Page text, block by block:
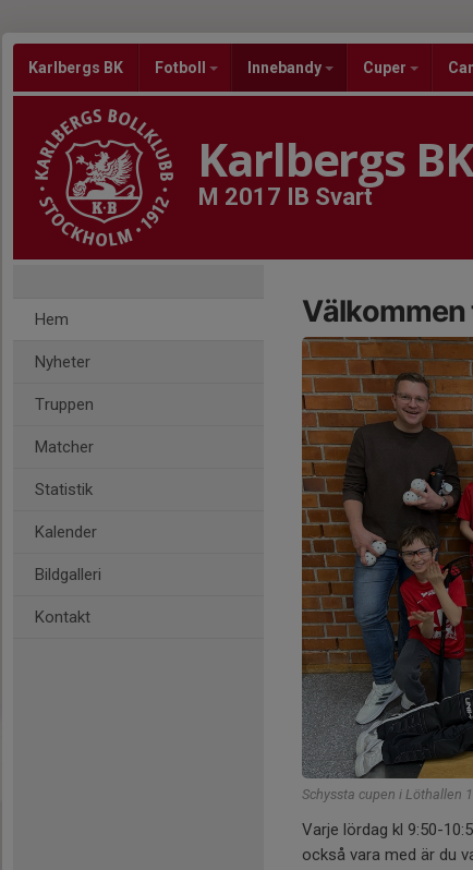
Karlbergs BK Fotboll Innebandy Cuper
Karlbergs BK
M 2017 IB Svart
Hem
Nyheter
Truppen
Matcher
Statistik
Kalender
Bildgalleri
Kontakt
Välkommen
Schyssta cupen i Löthallen
Varje lördag kl 9:50-
också vara med är du